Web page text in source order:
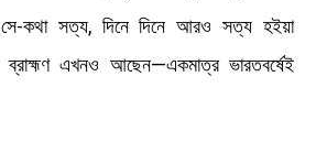
সে-কথা সত্য, দিনে দিনে আরও সত্য হইয়া
ব্রাহ্মণ এখনও আছেন—একমাত্র ভারতবর্ষেই